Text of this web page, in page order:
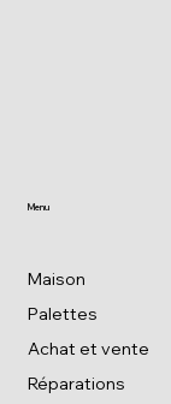
Maison
Palettes
Achat et vente
Réparations
Menu